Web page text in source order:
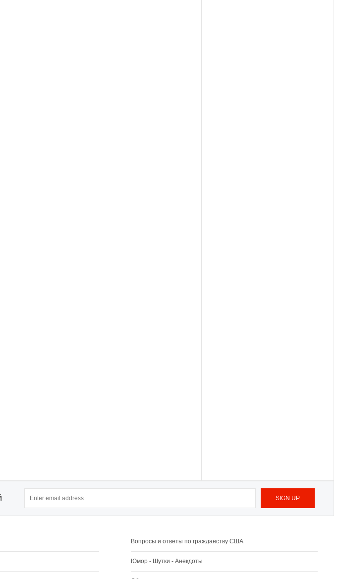
Вопросы и ответы по гражданству США
Юмор - Шутки - Анекдоты